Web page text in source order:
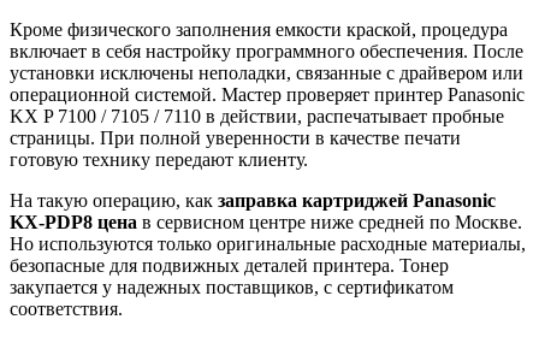
Кроме физического заполнения емкости краской, процедура
включает в себя настройку программного обеспечения. После
установки исключены неполадки, связанные с драйвером или
операционной системой. Мастер проверяет принтер Panasonic
KX P 7100 / 7105 / 7110 в действии, распечатывает пробные
страницы. При полной уверенности в качестве печати
готовую технику передают клиенту.
На такую операцию, как заправка картриджей Panasonic
KX-PDP8 цена в сервисном центре ниже средней по Москве.
Но используются только оригинальные расходные материалы,
безопасные для подвижных деталей принтера. Тонер
закупается у надежных поставщиков, с сертификатом
соответствия.